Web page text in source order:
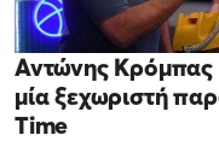
Αντώνης Κρόμπας
μία ξεχωριστή
Time